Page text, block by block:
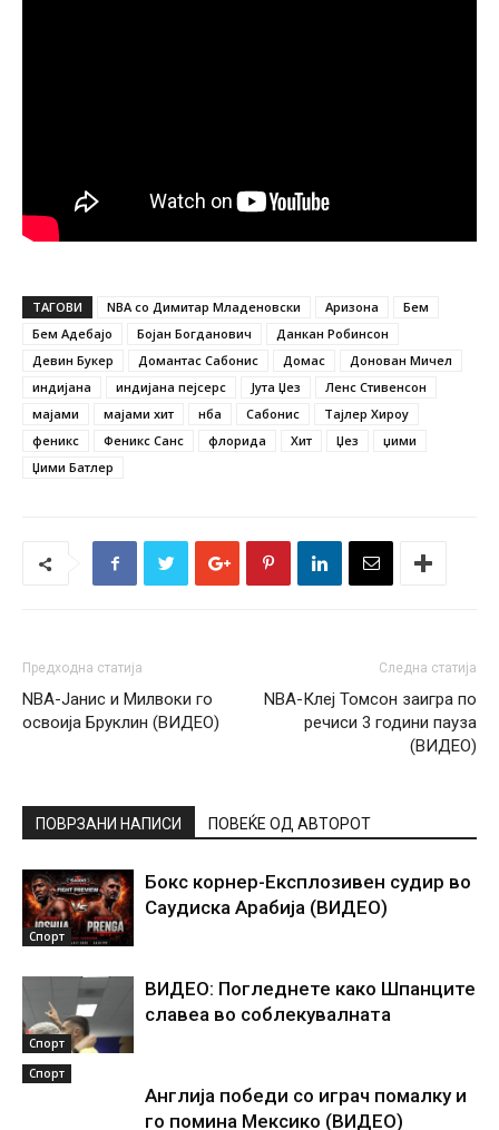
ТАГОВИ NBA со Димитар Младеновски Аризона
Бем
Бем Адебајо
Бојан Богданович
Данкан Робинсон
Девин Букер
Домантас Сабонис Домас
Донован Мичел
индијана
индијана пејсерс Јута Џез
Ленс Стивенсон
мајами
мајами хит нба Сабонис
Тајлер Хироу
феникс
Феникс Санс флорида Хит Џез
џими
Џими Батлер
Предходна статија
NBA-Јанис и Милвоки го
освоија Бруклин (ВИДЕО)
Следна статија
NBA-Клеј Томсон заигра по
речиси 3 години пауза
(ВИДЕО)
ПОВРЗАНИ НАПИСИ ПОВЕЌЕ ОД АВТОРОТ
Спорт
Бокс корнер-Експлозивен судир во
Саудиска Арабија (ВИДЕО)
Спорт
ВИДЕО: Погледнете како Шпанците
славеа во соблекувалната
Спорт
Англија победи со играч помалку и
го помина Мексико (ВИДЕО)